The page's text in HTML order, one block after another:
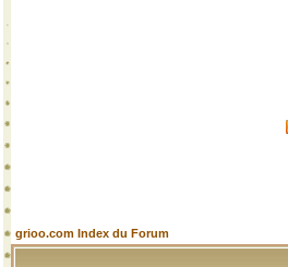
grioo.com Index du Forum